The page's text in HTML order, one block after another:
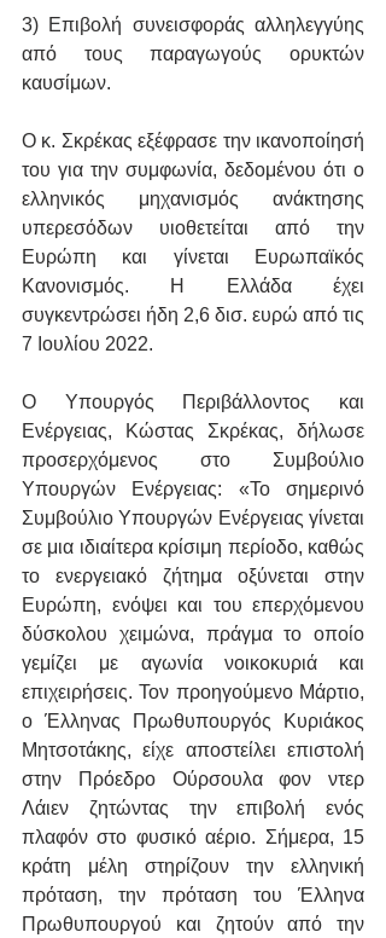
3) Επιβολή συνεισφοράς αλληλεγγύης
από τους παραγωγούς ορυκτών
καυσίμων.
Ο κ. Σκρέκας εξέφρασε την ικανοποίησή
του για την συμφωνία, δεδομένου ότι ο
ελληνικός μηχανισμός ανάκτησης
υπερεσόδων υιοθετείται από την
Ευρώπη και γίνεται Ευρωπαϊκός
Κανονισμός. Η Ελλάδα έχει
συγκεντρώσει ήδη 2,6 δισ. ευρώ από τις
7 Ιουλίου 2022.
Ο Υπουργός Περιβάλλοντος και
Ενέργειας, Κώστας Σκρέκας, δήλωσε
προσερχόμενος στο Συμβούλιο
Υπουργών Ενέργειας: «Το σημερινό
Συμβούλιο Υπουργών Ενέργειας γίνεται
σε μια ιδιαίτερα κρίσιμη περίοδο, καθώς
το ενεργειακό ζήτημα οξύνεται στην
Ευρώπη, ενόψει και του επερχόμενου
δύσκολου χειμώνα, πράγμα το οποίο
γεμίζει με αγωνία νοικοκυριά και
επιχειρήσεις. Τον προηγούμενο Μάρτιο,
ο Έλληνας Πρωθυπουργός Κυριάκος
Μητσοτάκης, είχε αποστείλει επιστολή
στην Πρόεδρο Ούρσουλα φον ντερ
Λάιεν ζητώντας την επιβολή ενός
πλαφόν στο φυσικό αέριο. Σήμερα, 15
κράτη μέλη στηρίζουν την ελληνική
πρόταση, την πρόταση του Έλληνα
Πρωθυπουργού και ζητούν από την